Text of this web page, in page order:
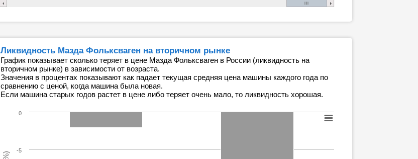
Ликвидность Мазда Фольксваген на вторичном рынке
График показывает сколько теряет в цене Мазда Фольксваген в России (ликвидность на
вторичном рынке) в зависимости от возраста.
Значения в процентах показывают как падает текущая средняя цена машины каждого года по
сравнению с ценой, когда машина была новая.
Если машина старых годов растет в цене либо теряет очень мало, то ликвидность хорошая.
-5
0